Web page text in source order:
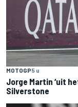
MOTOGP5 u
Jorge Martin ‘uit
Silverstone